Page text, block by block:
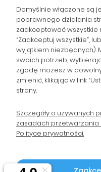
ZAMÓWIENIA
POPULARNE
Zapisz
Domyślnie włączone są
poprawnego działania
zaakceptować wszystkie
“Zaakceptuj wszystkie”,
wyjątkiem niezbędnych).
swoich potrzeb,
zgodę możesz w
zmienić, klikając w link
strony.
Szczegóły o używanych
zasadach
Polityce prywatności.